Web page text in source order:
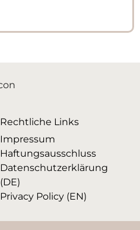
Rechtliche Links
Impressum
Haftungsausschluss
Datenschutzerklärung
(DE)
Privacy Policy (EN)